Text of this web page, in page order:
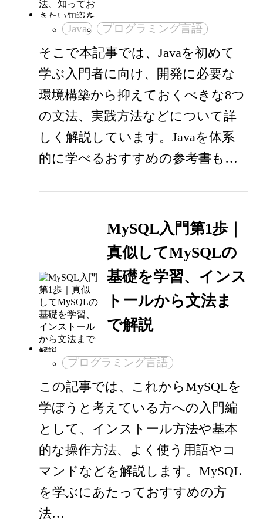
Java プログラミング言語
そこで本記事では、Javaを初めて
学ぶ入門者に向け、開発に必要な
環境構築から抑えておくべきな8つ
の文法、実践方法などについて詳
しく解説しています。Javaを体系
的に学べるおすすめの参考書も…
MySQL入門第1歩｜
真似してMySQLの
基礎を学習、インス
トールから文法ま
で解説
プログラミング言語
この記事では、これからMySQLを
学ぼうと考えている方への入門編
として、インストール方法や基本
的な操作方法、よく使う用語やコ
マンドなどを解説します。MySQL
を学ぶにあたっておすすめの方
法…